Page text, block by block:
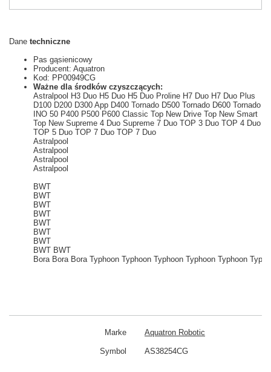
Dane techniczne
Pas gąsienicowy
Producent: Aquatron
Kod: PP00949CG
Ważne dla środków czyszczących:
Astralpool H3 Duo H5 Duo H5 Duo Proline H7 Duo H7 Duo Plus
D100 D200 D300 App D400 Tornado D500 Tornado D600 Tornado
INO 50 P400 P500 P600 Classic Top New Drive Top New Smart
Top New Supreme 4 Duo Supreme 7 Duo TOP 3 Duo TOP 4 Duo
TOP 5 Duo TOP 7 Duo TOP 7 Duo
Astralpool
Astralpool
Astralpool
Astralpool
BWT
BWT
BWT
BWT
BWT
BWT
BWT
BWT BWT
Bora Bora Bora Typhoon Typhoon Typhoon Typhoon Typhoon
Marke Aquatron Robotic
Symbol AS38254CG